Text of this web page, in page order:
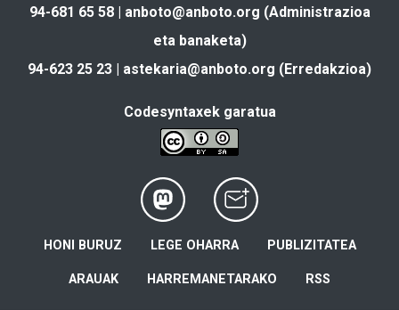
94-681 65 58 | anboto@anboto.org (Administrazioa
eta banaketa)
94-623 25 23 | astekaria@anboto.org (Erredakzioa)
Codesyntaxek garatua
HONI BURUZ LEGE OHARRA PUBLIZITATEA
ARAUAK HARREMANETARAKO RSS